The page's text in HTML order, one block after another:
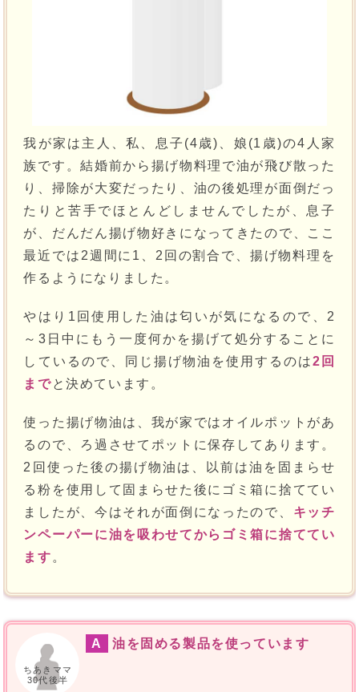
我が家は主人、私、息子(4歳)、娘(1歳)の4人家
族です。結婚前から揚げ物料理で油が飛び散った
り、掃除が大変だったり、油の後処理が面倒だっ
たりと苦手でほとんどしませんでしたが、息子
が、だんだん揚げ物好きになってきたので、ここ
最近では2週間に1、2回の割合で、揚げ物料理を
作るようになりました。
やはり1回使用した油は匂いが気になるので、2
～3日中にもう一度何かを揚げて処分することに
しているので、同じ揚げ物油を使用するのは2回
までと決めています。
使った揚げ物油は、我が家ではオイルポットがあ
るので、ろ過させてポットに保存してあります。
2回使った後の揚げ物油は、以前は油を固まらせ
る粉を使用して固まらせた後にゴミ箱に捨ててい
ましたが、今はそれが面倒になったので、 キッチ
ンペーパーに油を吸わせてからゴミ箱に捨ててい
ます 。
ちあきママ
30代後半
A 油を固める製品を使っています